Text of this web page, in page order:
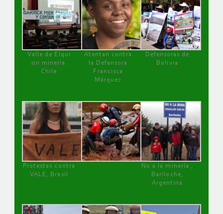
Valle de Elqui
sin minería.
Chile
Atentan contra
la Defensora
Francisca
Márquez
Defensoras de
Bolivia
Protestas contra
VALE, Brasil
No a la minería ,
Bariloche,
Argentina